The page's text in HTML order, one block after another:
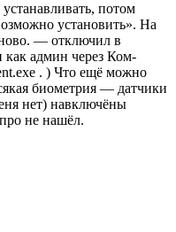
потом
установить». На
— отключил в
админ через Ком-
. ) Что ещё можно
биометрия — датчики
нет) навключёны
не нашёл.